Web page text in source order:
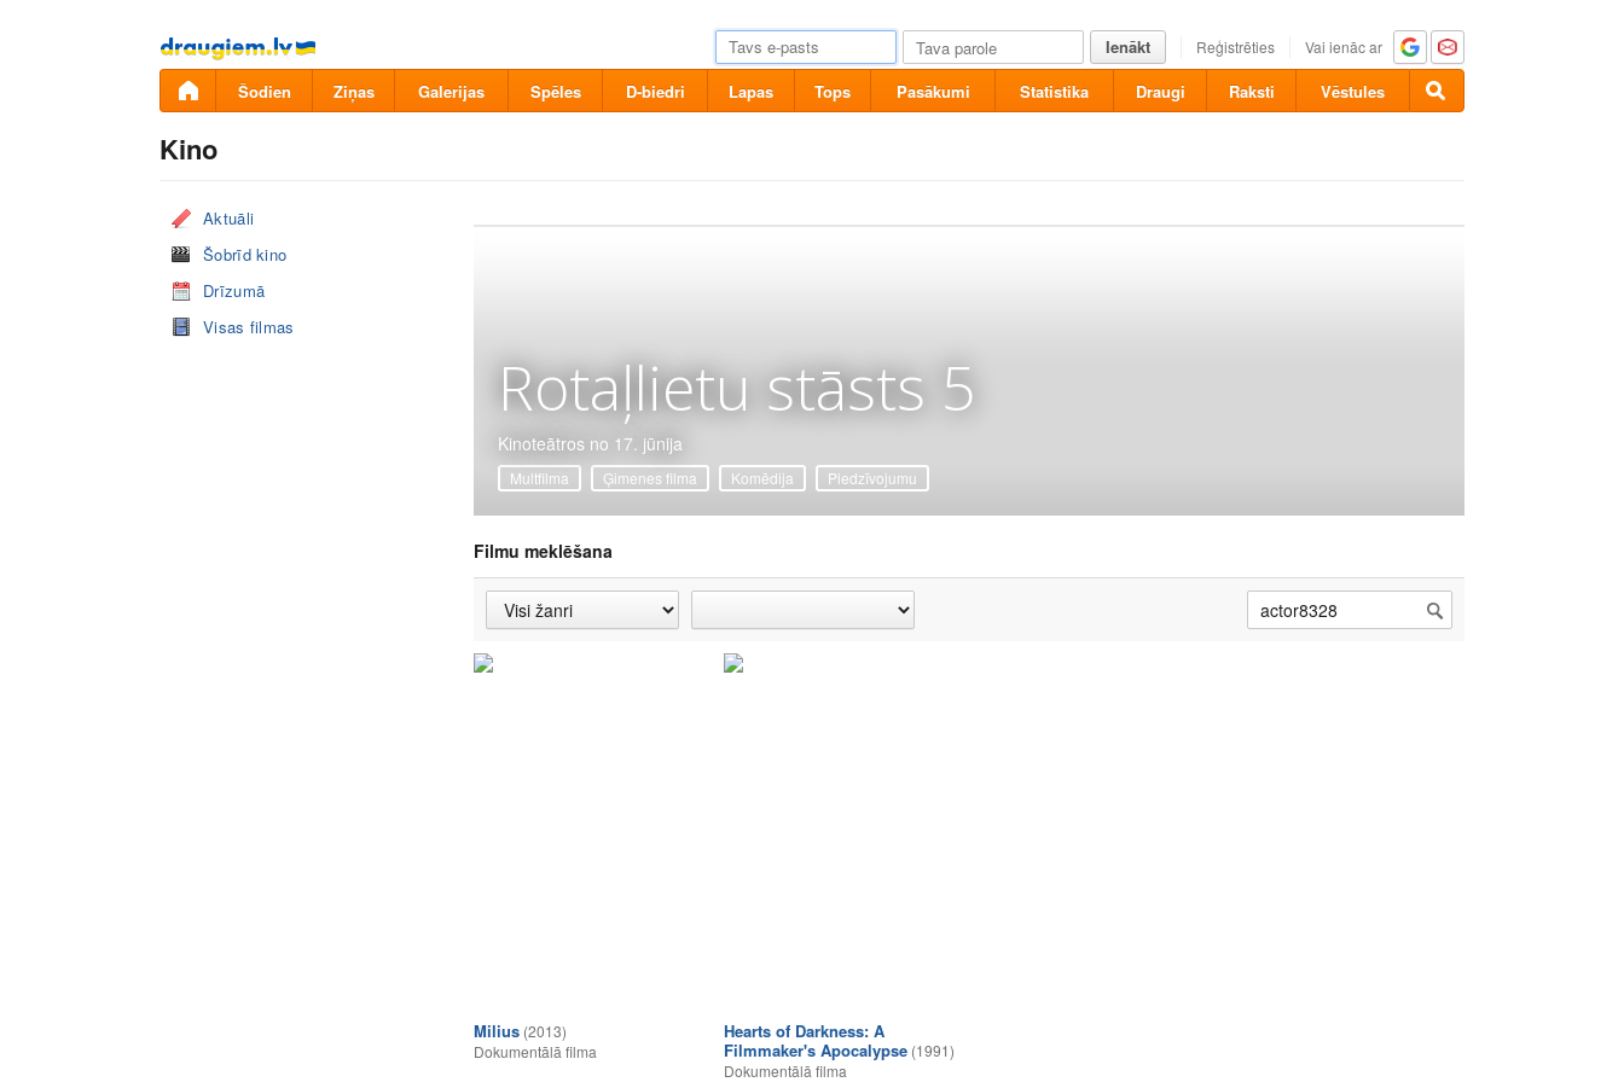
Pāriet
uz
saturu
Ienākt Reģistrēties Vai ienāc ar
Šodien Ziņas Galerijas Spēles D-biedri Lapas Tops Pasākumi Statistika Draugi Raksti Vēstules
Kino
Aktuāli
Šobrīd kino
Drīzumā
Visas filmas
Rotaļlietu stāsts 5
Kinoteātros no 17. jūnija
Multfilma Ģimenes filma Komēdija Piedzīvojumu
Filmu meklēšana
Milius (2013)
Dokumentālā filma
Hearts of Darkness: A
Filmmaker's Apocalypse (1991)
Dokumentālā filma